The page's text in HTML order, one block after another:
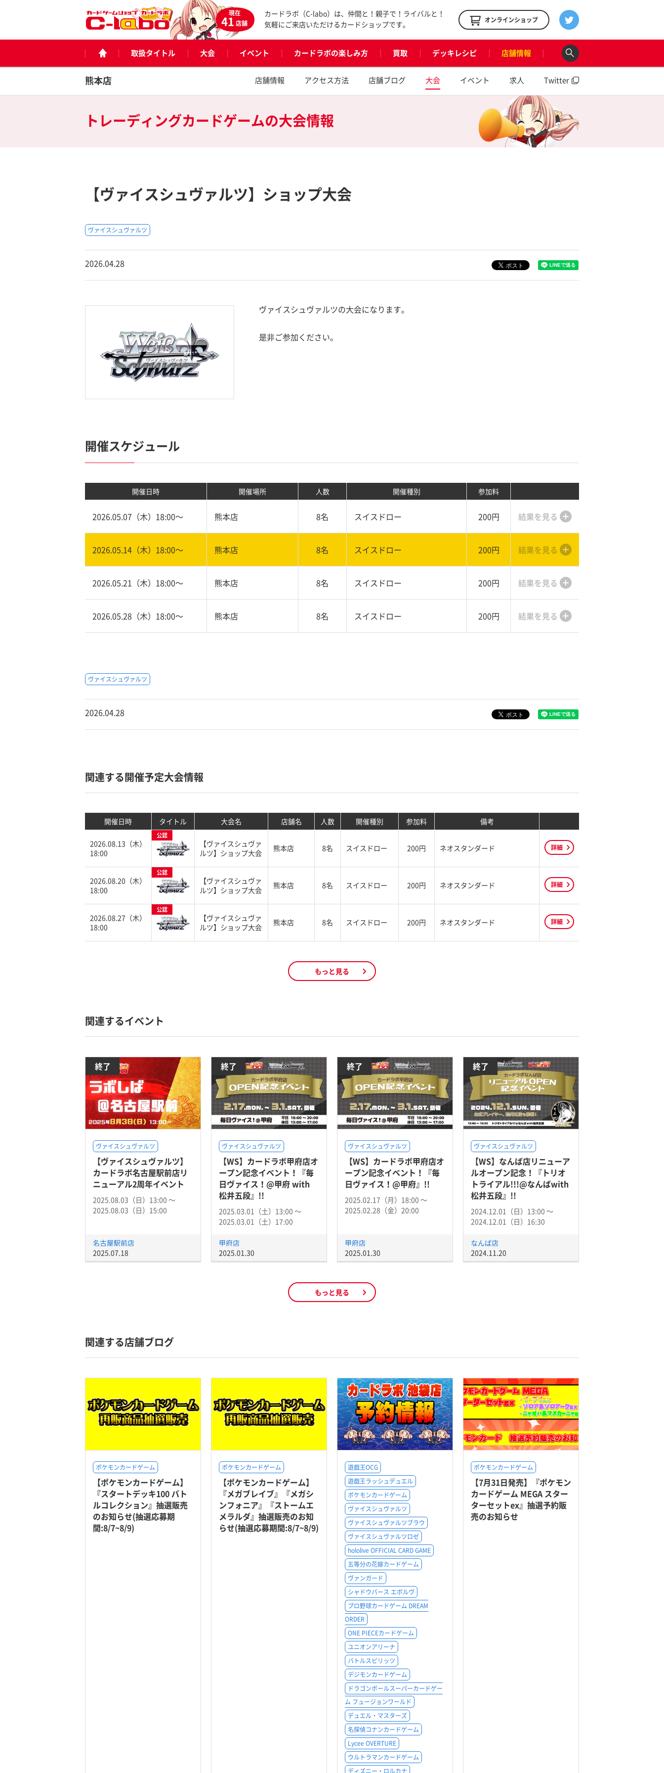
現在
41店舗
カードラボ（C-labo）は、仲間と！親子で！ライバルと！
気軽にご来店いただけるカードショップです。
オンラインショップ
取扱タイトル 大会 イベント カードラボの楽しみ方 買取 デッキレシピ 店舗情報
熊本店 店舗情報 アクセス方法 店舗ブログ 大会 イベント 求人 Twitter
トレーディングカードゲームの大会情報
【ヴァイスシュヴァルツ】ショップ大会
ヴァイスシュヴァルツ
2026.04.28
ヴァイスシュヴァルツの大会になります。
是非ご参加ください。
開催スケジュール
開催日時 開催場所 人数 開催種別 参加料
2026.05.07（木）18:00〜 熊本店 8名 スイスドロー 200円 結果を見る
2026.05.14（木）18:00〜 熊本店 8名 スイスドロー 200円 結果を見る
2026.05.21（木）18:00〜 熊本店 8名 スイスドロー 200円 結果を見る
2026.05.28（木）18:00〜 熊本店 8名 スイスドロー 200円 結果を見る
ヴァイスシュヴァルツ
2026.04.28
関連する開催予定大会情報
開催日時 タイトル 大会名 店舗名 人数 開催種別 参加料 備考
2026.08.13（木）
18:00
公認
【ヴァイスシュヴァ
ルツ】ショップ大会
熊本店 8名 スイスドロー 200円 ネオスタンダード 詳細
2026.08.20（木）
18:00
公認
【ヴァイスシュヴァ
ルツ】ショップ大会
熊本店 8名 スイスドロー 200円 ネオスタンダード 詳細
2026.08.27（木）
18:00
公認
【ヴァイスシュヴァ
ルツ】ショップ大会
熊本店 8名 スイスドロー 200円 ネオスタンダード 詳細
もっと見る
関連するイベント
終了
ヴァイスシュヴァルツ
【ヴァイスシュヴァルツ】
カードラボ名古屋駅前店リ
ニューアル2周年イベント
2025.08.03（日）13:00 〜
2025.08.03（日）15:00
名古屋駅前店
2025.07.18
終了
ヴァイスシュヴァルツ
【WS】カードラボ甲府店オ
ープン記念イベント！『毎
日ヴァイス！@甲府 with
松井五段』!!
2025.03.01（土）13:00 〜
2025.03.01（土）17:00
甲府店
2025.01.30
終了
ヴァイスシュヴァルツ
【WS】カードラボ甲府店オ
ープン記念イベント！『毎
日ヴァイス！@甲府』!!
2025.02.17（月）18:00 〜
2025.02.28（金）20:00
甲府店
2025.01.30
終了
ヴァイスシュヴァルツ
【WS】なんば店リニューア
ルオープン記念！『トリオ
トライアル!!!@なんばwith
松井五段』!!
2024.12.01（日）13:00 〜
2024.12.01（日）16:30
なんば店
2024.11.20
もっと見る
関連する店舗ブログ
ポケモンカードゲーム
【ポケモンカードゲーム】
『スタートデッキ100 バト
ルコレクション』抽選販売
のお知らせ(抽選応募期
間:8/7~8/9)
ポケモンカードゲーム
【ポケモンカードゲーム】
『メガブレイブ』『メガシ
ンフォニア』『ストームエ
メラルダ』抽選販売のお知
らせ(抽選応募期間:8/7~8/9)
遊戯王OCG
遊戯王ラッシュデュエル
ポケモンカードゲーム
ヴァイスシュヴァルツ
ヴァイスシュヴァルツブラウ
ヴァイスシュヴァルツロゼ
hololive OFFICIAL CARD GAME
五等分の花嫁カードゲーム
ヴァンガード
シャドウバース エボルヴ
プロ野球カードゲーム DREAM
ORDER
ONE PIECEカードゲーム
ユニオンアリーナ
バトルスピリッツ
デジモンカードゲーム
ドラゴンボールスーパーカードゲー
ム フュージョンワールド
デュエル・マスターズ
名探偵コナンカードゲーム
Lycee OVERTURE
ウルトラマンカードゲーム
ディズニー・ロルカナ
ポケモンカードゲーム
【7月31日発売】『ポケモン
カードゲーム MEGA スター
ターセットex』抽選予約販
売のお知らせ